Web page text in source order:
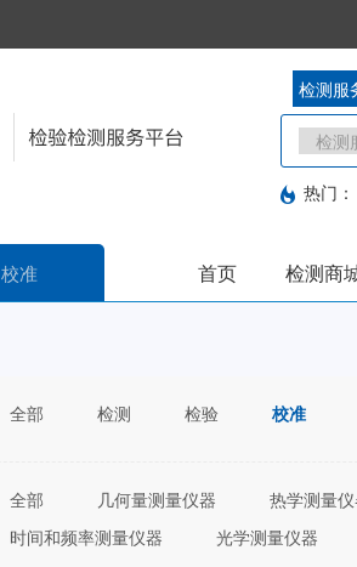
检测服
热门：
校准 首页 检测商
全部 检测 检验 校准
全部 几何量测量仪器
热学测量
时间和频率测量仪器
光学测量仪器